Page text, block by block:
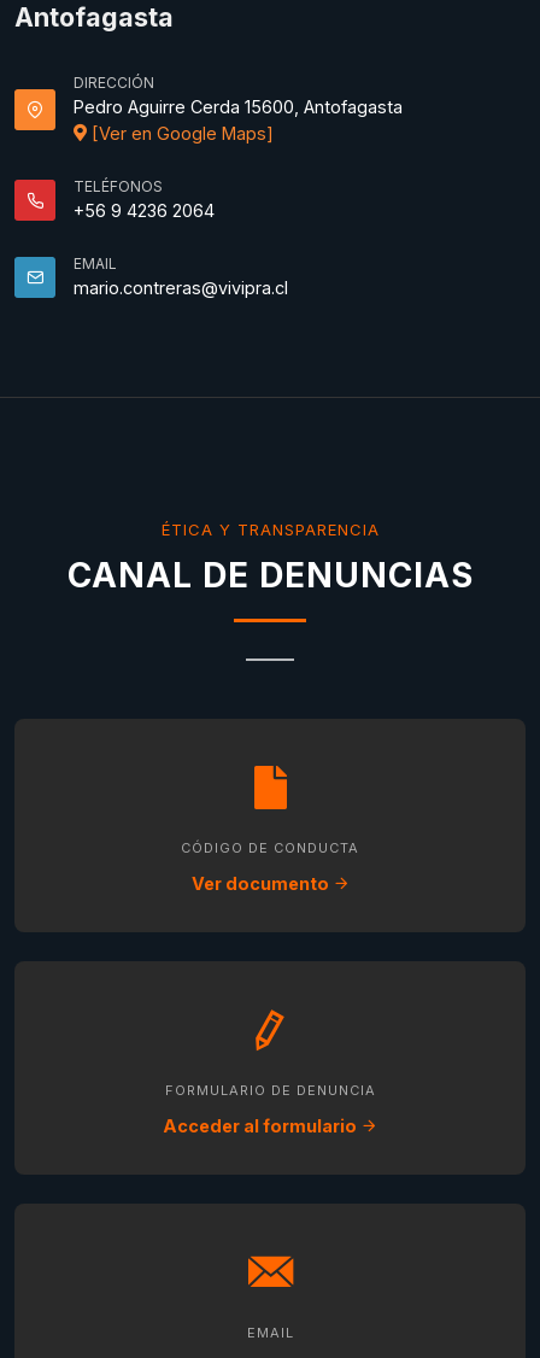
Antofagasta
DIRECCIÓN
Pedro Aguirre Cerda 15600, Antofagasta
[Ver en Google Maps]
TELÉFONOS
+56 9 4236 2064
EMAIL
mario.contreras@vivipra.cl
ÉTICA Y TRANSPARENCIA
CANAL DE DENUNCIAS
CÓDIGO DE CONDUCTA
Ver documento
FORMULARIO DE DENUNCIA
Acceder al formulario
EMAIL